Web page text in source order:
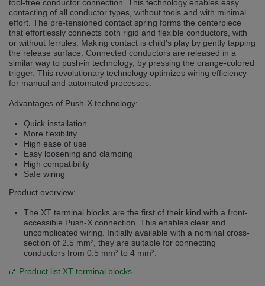
selected one. This website is also available in German. Would you like to
switch to the German version?
Switch to German version Stay on this version
Wir haben erkannt, dass ihr Browser eine andere Sprache als die derzeit
angezeigte bevorzugt. Diese Webseite ist auch auf Deutsch verfügbar.
Möchten Sie zur Deutschen Version wechseln?
We have detected, that your browser prefers another language than the
selected one. This website is also available in Czech. Would you like to
switch to the Czech version?
Switch to Czech version
Zdá se, že Váš prohlížeč je v jiném jazyce, než jaký je momentálně používán.
Váš prohlížeč se zdá být v jiném jazyce, než je právě používaný jazyk. Tato
stránka je také k dispozici v němčině. Přejete si přejít na německou verzi?
Přepněte na německou verzi
tool-free conductor connection. This technology enables easy
contacting of all conductor types, without tools and with minimal
effort. The pre-tensioned contact spring forms the centerpiece
that effortlessly connects both rigid and flexible conductors, with
or without ferrules. Making contact is child's play by gently tapping
the release surface. Connected conductors are released in a
similar way to push-in technology, by pressing the orange-colored
trigger. This revolutionary technology optimizes wiring efficiency
for manual and automated processes.
Advantages of Push-X technology:
Quick installation
More flexibility
High ease of use
Easy loosening and clamping
High compatibility
Safe wiring
Product overview:
The XT terminal blocks are the first of their kind with a front-
accessible Push-X connection. This enables clear and
uncomplicated wiring. Initially available with a nominal cross-
section of 2.5 mm², they are suitable for connecting
conductors from 0.5 mm² to 4 mm².
Product list XT terminal blocks